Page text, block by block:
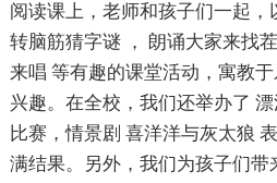
阅读课上，老师和孩子们一起，
转脑筋猜字谜 ， 朗诵大家来找
来唱 等有趣的课堂活动，寓教
兴趣。在全校，我们还举办了
比赛，情景剧 喜洋洋与灰太狼
满结果。另外，我们为孩子们带